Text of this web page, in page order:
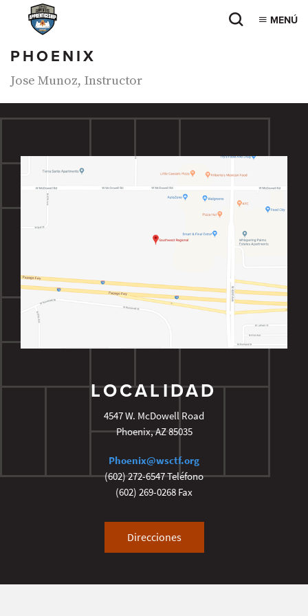
MENÚ
PHOENIX
Jose Munoz, Instructor
LOCALIDAD
4547 W. McDowell Road
Phoenix,AZ85035
Phoenix@wsctf.org
(602) 272-6547Teléfono
(602) 269-0268Fax
Direcciones